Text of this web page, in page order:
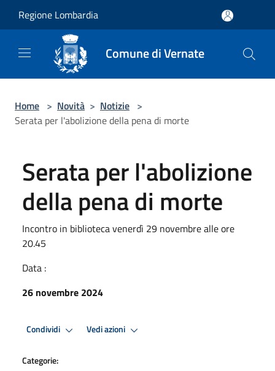
Regione Lombardia
Comune di Vernate
Home > Novità > Notizie >
Serata per l'abolizione della pena di morte
Serata per l'abolizione
della pena di morte
Incontro in biblioteca venerdì 29 novembre alle ore
20.45
Data :
26 novembre 2024
Condividi Vedi azioni
Categorie: